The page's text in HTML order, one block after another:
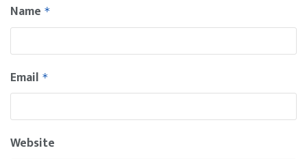
Name *
Email *
Website